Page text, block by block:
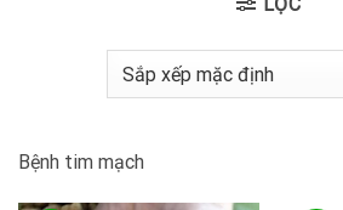
Bệnh tim mạch